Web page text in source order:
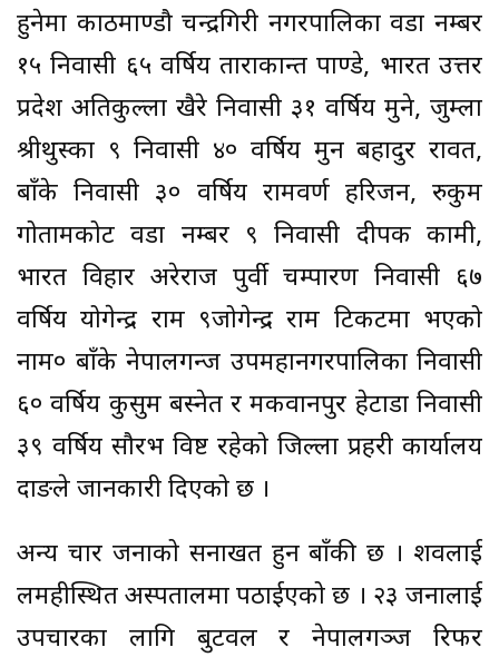
हुनेमा काठमाण्डौ चन्द्रगिरी नगरपालिका वडा नम्बर
१५ निवासी ६५ वर्षिय ताराकान्त पाण्डे, भारत उत्तर
प्रदेश अतिकुल्ला खैरे निवासी ३१ वर्षिय मुने, जुम्ला
श्रीथुस्का ९ निवासी ४० वर्षिय मुन बहादुर रावत,
बाँके निवासी ३० वर्षिय रामवर्ण हरिजन, रुकुम
गोतामकोट वडा नम्बर ९ निवासी दीपक कामी,
भारत विहार अरेराज पुर्वी चम्पारण निवासी ६७
वर्षिय योगेन्द्र राम ९जोगेन्द्र राम टिकटमा भएको
नाम० बाँके नेपालगन्ज उपमहानगरपालिका निवासी
६० वर्षिय कुसुम बस्नेत र मकवानपुर हेटौंडा निवासी
३९ वर्षिय सौरभ विष्ट रहेको जिल्ला प्रहरी कार्यालय
दाङले जानकारी दिएको छ ।
अन्य चार जनाको सनाखत हुन बाँकी छ । शवलाई
लमहीस्थित अस्पतालमा पठाईएको छ । २३ जनालाई
उपचारका लागि बुटवल र नेपालगञ्ज रिफर